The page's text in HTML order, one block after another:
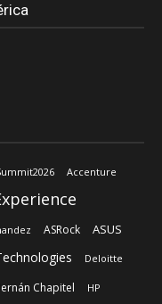
Accenture
ASRock ASUS
Deloitte
Chapitel HP